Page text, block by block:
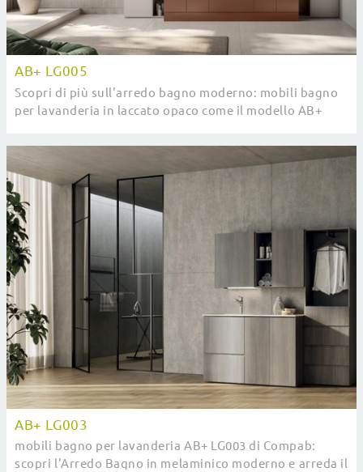
AB+ LG005
Scopri di più sull'arredo bagno moderno: mobili bagno
per lavanderia in laccato opaco come il modello AB+
AB+ LG003
mobili bagno per lavanderia AB+ LG003 di Compab:
scopri l'Arredo Bagno in melaminico moderno e arreda il